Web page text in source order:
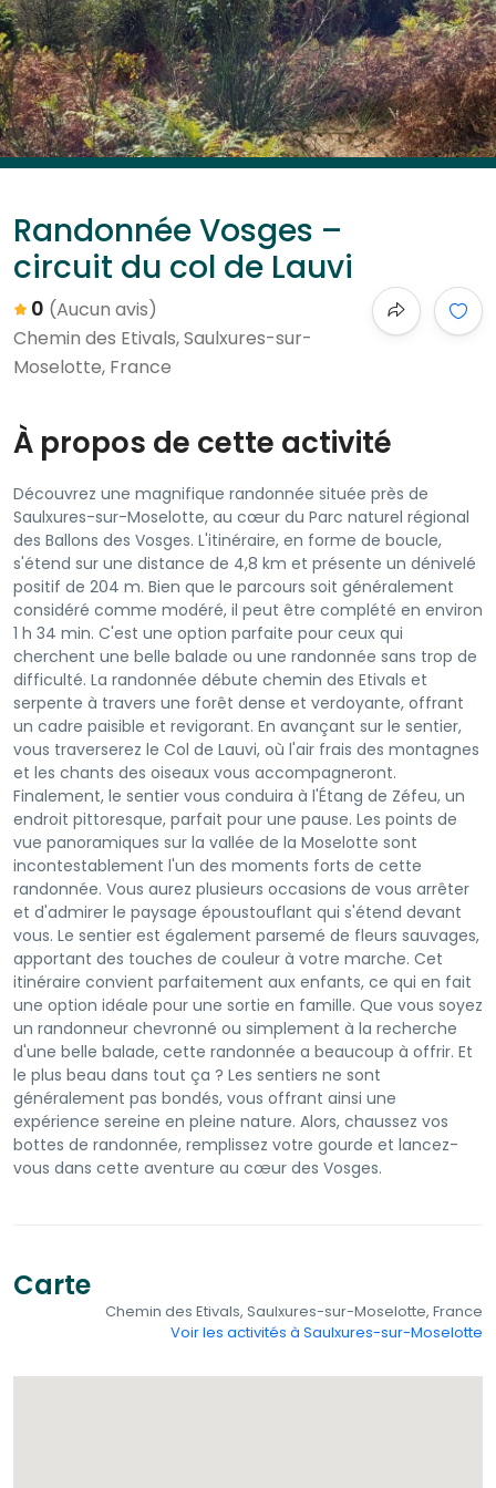
Randonnée Vosges –
circuit du col de Lauvi
0 (Aucun avis)
Chemin des Etivals, Saulxures-sur-
Moselotte, France
À propos de cette activité
Découvrez une magnifique randonnée située près de
Saulxures-sur-Moselotte, au cœur du Parc naturel régional
des Ballons des Vosges. L'itinéraire, en forme de boucle,
s'étend sur une distance de 4,8 km et présente un dénivelé
positif de 204 m. Bien que le parcours soit généralement
considéré comme modéré, il peut être complété en environ
1 h 34 min. C'est une option parfaite pour ceux qui
cherchent une belle balade ou une randonnée sans trop de
difficulté. La randonnée débute chemin des Etivals et
serpente à travers une forêt dense et verdoyante, offrant
un cadre paisible et revigorant. En avançant sur le sentier,
vous traverserez le Col de Lauvi, où l'air frais des montagnes
et les chants des oiseaux vous accompagneront.
Finalement, le sentier vous conduira à l'Étang de Zéfeu, un
endroit pittoresque, parfait pour une pause. Les points de
vue panoramiques sur la vallée de la Moselotte sont
incontestablement l'un des moments forts de cette
randonnée. Vous aurez plusieurs occasions de vous arrêter
et d'admirer le paysage époustouflant qui s'étend devant
vous. Le sentier est également parsemé de fleurs sauvages,
apportant des touches de couleur à votre marche. Cet
itinéraire convient parfaitement aux enfants, ce qui en fait
une option idéale pour une sortie en famille. Que vous soyez
un randonneur chevronné ou simplement à la recherche
d'une belle balade, cette randonnée a beaucoup à offrir. Et
le plus beau dans tout ça ? Les sentiers ne sont
généralement pas bondés, vous offrant ainsi une
expérience sereine en pleine nature. Alors, chaussez vos
bottes de randonnée, remplissez votre gourde et lancez-
vous dans cette aventure au cœur des Vosges.
Carte
Chemin des Etivals, Saulxures-sur-Moselotte, France
Voir les activités à Saulxures-sur-Moselotte